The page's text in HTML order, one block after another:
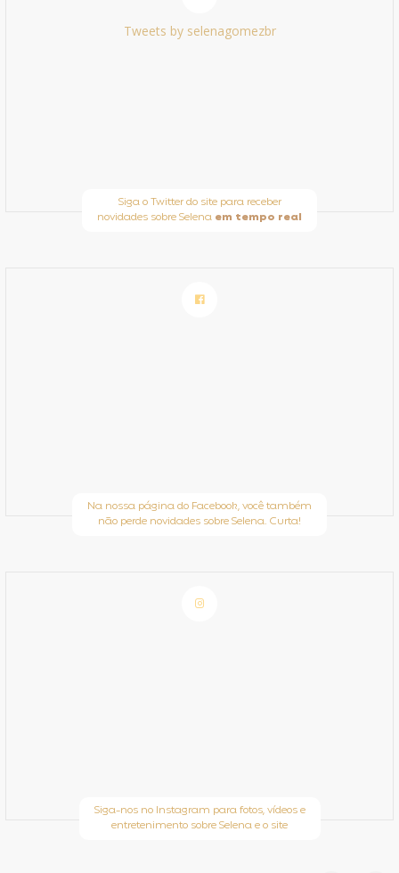
Tweets by selenagomezbr
Siga o Twitter do site para receber
novidades sobre Selena em tempo real
Na nossa página do Facebook, você também
não perde novidades sobre Selena. Curta!
Siga-nos no Instagram para fotos, vídeos e
entretenimento sobre Selena e o site